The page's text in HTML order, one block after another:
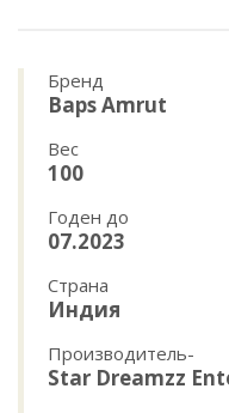
Бренд
Baps Amrut
Вес
100
Годен до
07.2023
Страна
Индия
Производитель-
Star Dreamzz